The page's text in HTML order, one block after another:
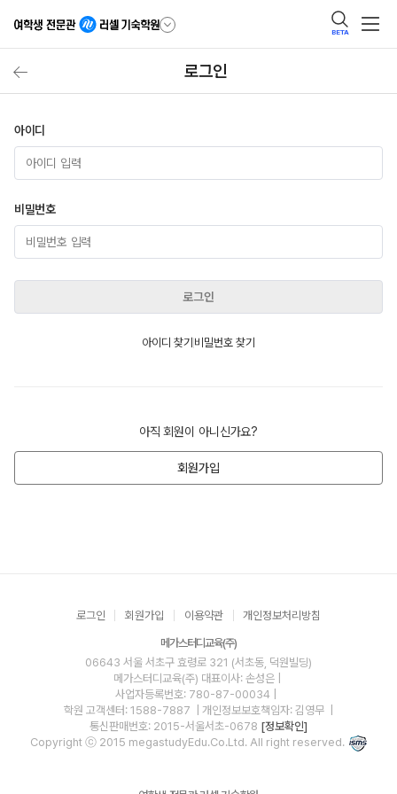
BETA
로그인
아이디
비밀번호
로그인
아이디 찾기 비밀번호 찾기
아직 회원이 아니신가요?
회원가입
로그인 회원가입 이용약관 개인정보처리방침
메가스터디교육(주)
06643 서울 서초구 효령로 321 (서초동, 덕원빌딩)
메가스터디교육(주) 대표이사: 손성은 |
사업자등록번호: 780-87-00034
학원 고객센터: 1588-7887
| 개인정보보호책임자: 김영무
통신판매번호: 2015-서울서초-0678 [정보확인]
Copyright ⓒ 2015 megastudyEdu.Co.Ltd. All right reserved.